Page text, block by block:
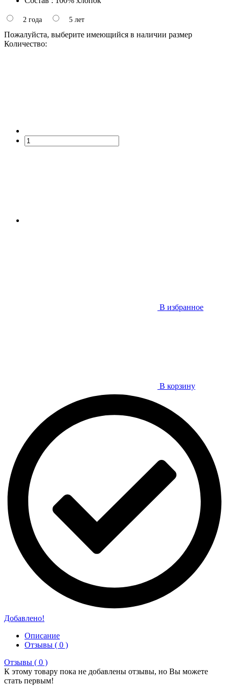
2 года 5 лет
Пожалуйста, выберите имеющийся в наличии размер
Количество:
В избранное
В корзину
Добавлено!
Описание
Отзывы ( 0 )
Отзывы ( 0 )
К этому товару пока не добавлены отзывы, но Вы можете
стать первым!